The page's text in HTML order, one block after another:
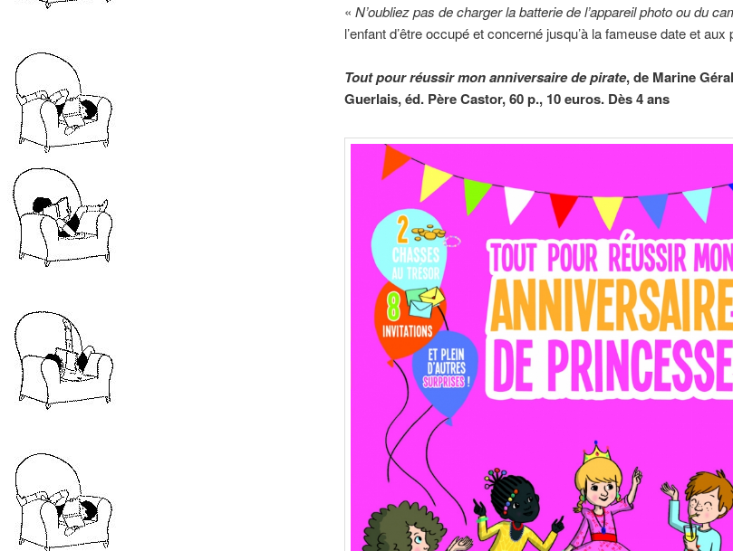
« N’oubliez pas de charger la batterie de l’appareil photo ou du
l’enfant d’être occupé et concerné jusqu’à la fameuse date et
Tout pour réussir mon anniversaire de pirate, de Marine
Guerlais, éd. Père Castor, 60 p., 10 euros. Dès 4 ans